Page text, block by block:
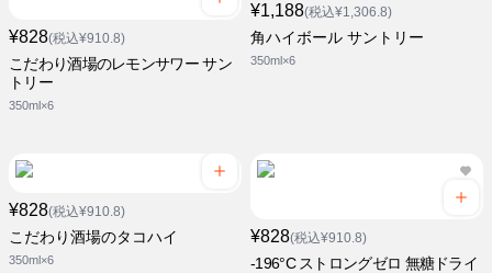
¥828(税込¥910.8)
こだわり酒場のレモンサワー サン
トリー
350ml×6
¥1,188(税込¥1,306.8)
角ハイボール サントリー
350ml×6
¥828(税込¥910.8)
こだわり酒場のタコハイ
350ml×6
¥828(税込¥910.8)
-196°C ストロングゼロ 無糖ドライ